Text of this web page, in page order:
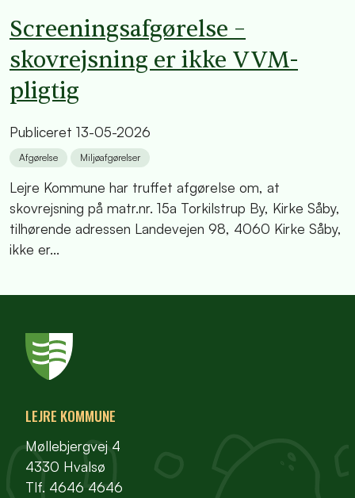
Screeningsafgørelse –
skovrejsning er ikke VVM-
pligtig
Publiceret 13-05-2026
Afgørelse Miljøafgørelser
Lejre Kommune har truffet afgørelse om, at
skovrejsning på matr.nr. 15a Torkilstrup By, Kirke Såby,
tilhørende adressen Landevejen 98, 4060 Kirke Såby,
ikke er...
LEJRE KOMMUNE
Møllebjergvej 4
4330 Hvalsø
Tlf. 4646 4646